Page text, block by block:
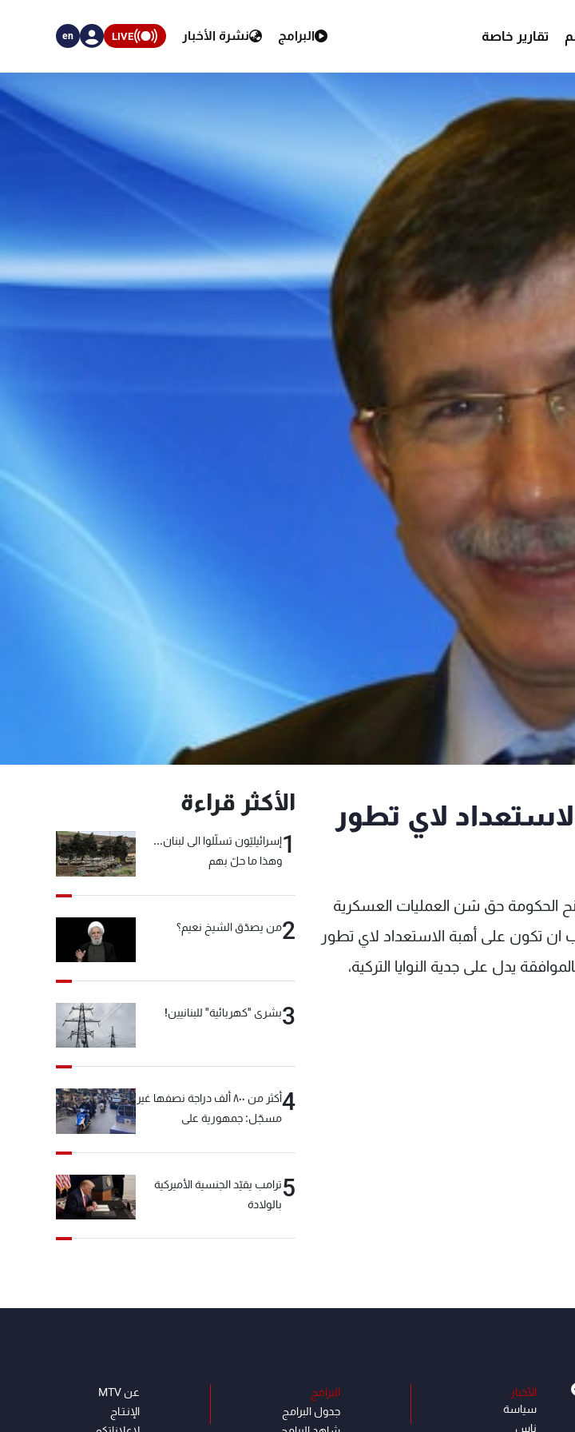
تقارير خاصة البرامج نشرة الأخبار LIVE
en
لاي تطور
منح الحكومة حق شن العمليات العسكرية
ان تكون على أهبة الاستعداد لاي تطور
يدل على جدية النوايا التركية،
الأكثر قراءة
1إسرائيليّون تسلّلوا الى لبنان...
وهذا ما حلّ بهم
2من يصدّق الشيخ نعيم؟
3بشرى "كهربائية" للبنانيين!
4
أكثر من ٨٠٠ ألف دراجة نصفها غير
مسجّل: جمهورية على
5ترامب يقيّد الجنسية الأميركية
بالولادة
الأخبار
سياسة
ناس
البرامج
جدول البرامج
عن MTV
الإنـتـاج